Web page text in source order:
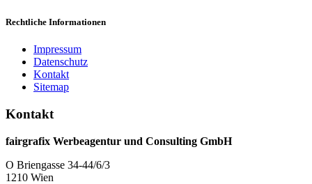
Rechtliche Informationen
Impressum
Datenschutz
Kontakt
Sitemap
Kontakt
fairgrafix Werbeagentur und Consulting GmbH
O Briengasse 34-44/6/3
1210 Wien